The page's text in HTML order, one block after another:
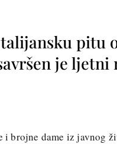
pitu
je ljetni
brojne dame iz javnog